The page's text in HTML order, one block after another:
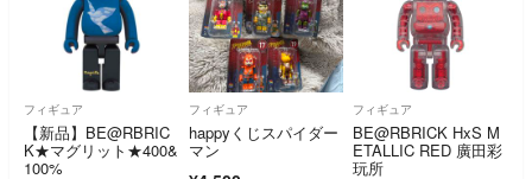
フィギュア
【新品】BE@RBRIC
K★マグリット★400&
100%
フィギュア
happyくじスパイダー
マン
フィギュア
BE@RBRICK HxS M
ETALLIC RED 廣田彩
玩所